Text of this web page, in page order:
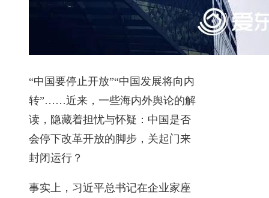
“中国要停止开放”“中国发展将向内
转”……近来，一些海内外舆论的解
读，隐藏着担忧与怀疑：中国是否
会停下改革开放的脚步，关起门来
封闭运行？
事实上，习近平总书记在企业家座